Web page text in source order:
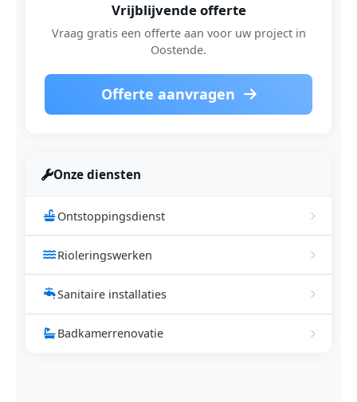
Vrijblijvende offerte
Vraag gratis een offerte aan voor uw project in
Oostende.
Offerte aanvragen
Onze diensten
Ontstoppingsdienst
Rioleringswerken
Sanitaire installaties
Badkamerrenovatie